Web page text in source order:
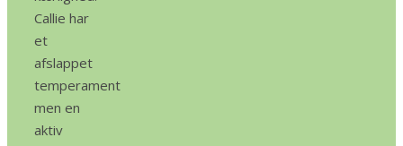
Callie har
et
afslappet
temperament
men en
aktiv